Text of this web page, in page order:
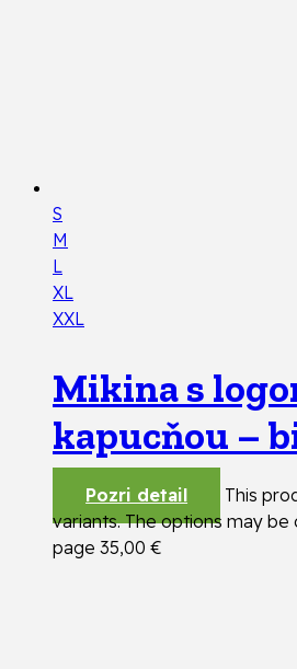
S
M
L
XL
XXL
Mikina s
kapucňou –
Pozri detail
This
variants. The options may
page 35,00 €